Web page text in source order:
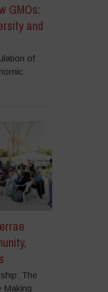
GMOs:
and
of
The
Making